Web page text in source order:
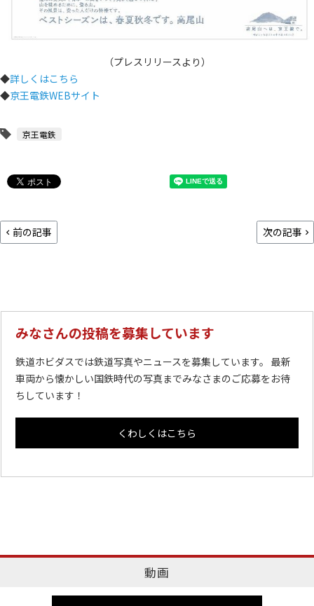
（プレスリリースより）
◆詳しくはこちら
◆京王電鉄WEBサイト
京王電鉄
前の記事 次の記事
みなさんの投稿を募集しています
鉄道ホビダスでは鉄道写真やニュースを募集しています。 最新
車両から懐かしい国鉄時代の写真までみなさまのご応募をお待
ちしています！
くわしくはこちら
動画